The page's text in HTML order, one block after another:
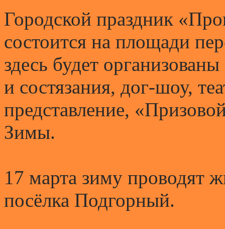
Городской праздник
состоится на площади
здесь будет
и состязания, дог-шоу,
представление,
Зимы.
17 марта зиму проводят
посёлка Подгорный.